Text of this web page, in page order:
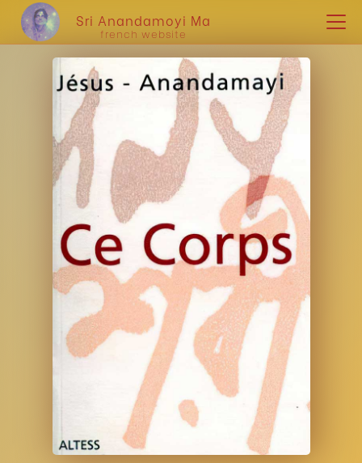
Sri Anandamoyi Ma
french website